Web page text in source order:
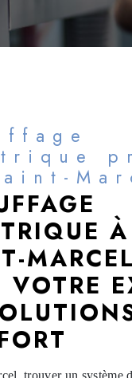
À
VOTRE
trouver un système